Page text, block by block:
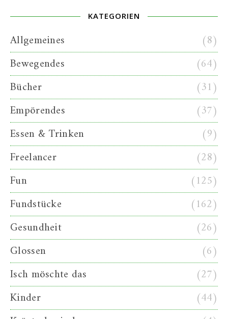
KATEGORIEN
Allgemeines
(8)
Bewegendes
(64)
Bücher
(31)
Empörendes
(37)
Essen & Trinken
(9)
Freelancer
(28)
Fun
(125)
Fundstücke
(162)
Gesundheit
(26)
Glossen
(6)
Isch möschte das
(27)
Kinder
(44)